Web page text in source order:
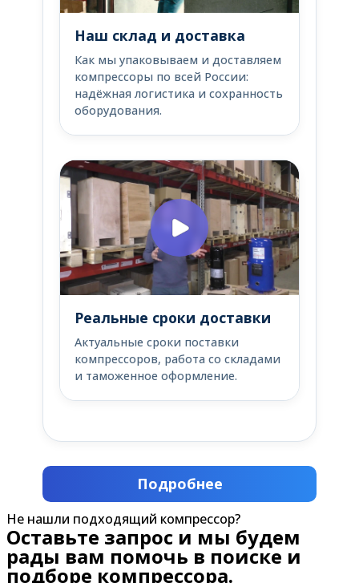
Наш склад и доставка
Как мы упаковываем и доставляем
компрессоры по всей России:
надёжная логистика и сохранность
оборудования.
Реальные сроки доставки
Актуальные сроки поставки
компрессоров, работа со складами
и таможенное оформление.
Подробнее
Не нашли подходящий компрессор?
Оставьте запрос и мы будем
рады вам помочь в поиске и
подборе компрессора.